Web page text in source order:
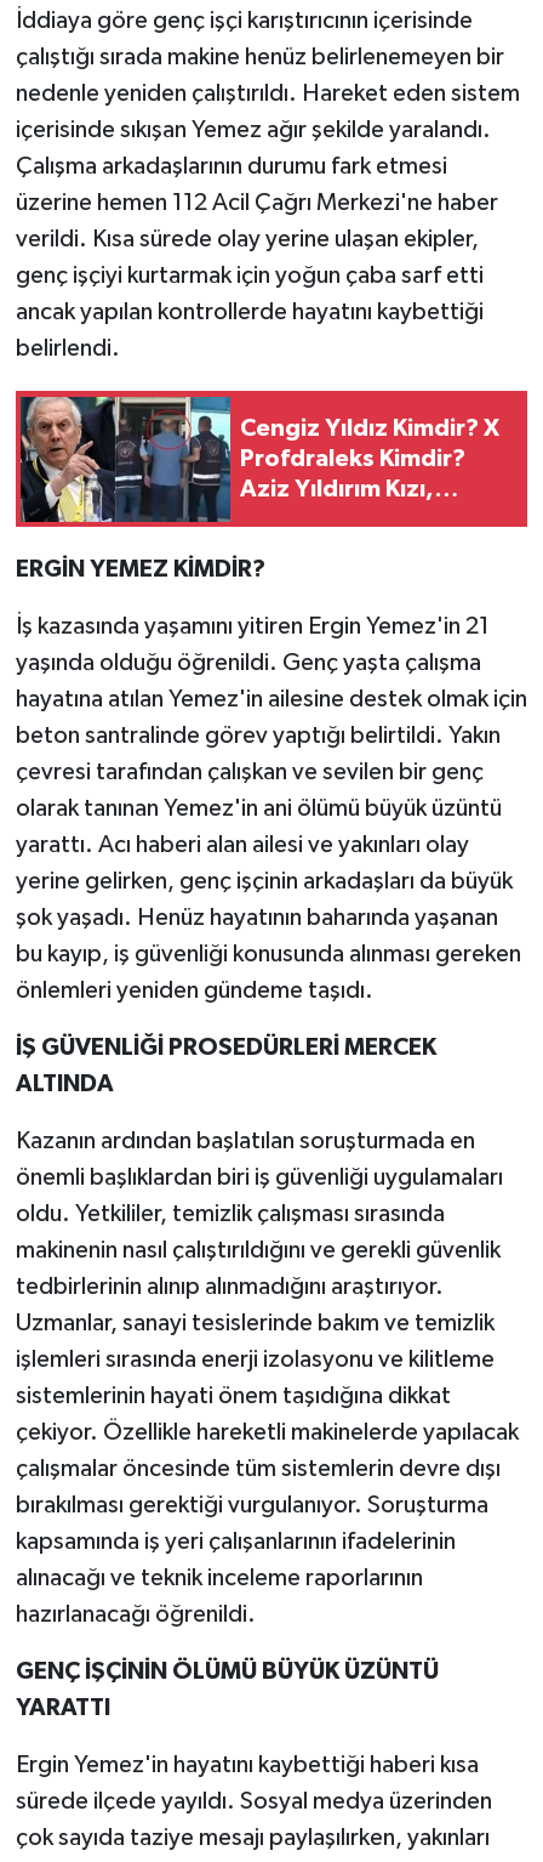
İddiaya göre genç işçi karıştırıcının içerisinde
çalıştığı sırada makine henüz belirlenemeyen bir
nedenle yeniden çalıştırıldı. Hareket eden sistem
içerisinde sıkışan Yemez ağır şekilde yaralandı.
Çalışma arkadaşlarının durumu fark etmesi
üzerine hemen 112 Acil Çağrı Merkezi'ne haber
verildi. Kısa sürede olay yerine ulaşan ekipler,
genç işçiyi kurtarmak için yoğun çaba sarf etti
ancak yapılan kontrollerde hayatını kaybettiği
belirlendi.
Cengiz Yıldız Kimdir? X
Profdraleks Kimdir?
Aziz Yıldırım Kızı,
ERGİN YEMEZ KİMDİR?
İş kazasında yaşamını yitiren Ergin Yemez'in 21
yaşında olduğu öğrenildi. Genç yaşta çalışma
hayatına atılan Yemez'in ailesine destek olmak için
beton santralinde görev yaptığı belirtildi. Yakın
çevresi tarafından çalışkan ve sevilen bir genç
olarak tanınan Yemez'in ani ölümü büyük üzüntü
yarattı. Acı haberi alan ailesi ve yakınları olay
yerine gelirken, genç işçinin arkadaşları da büyük
şok yaşadı. Henüz hayatının baharında yaşanan
bu kayıp, iş güvenliği konusunda alınması gereken
önlemleri yeniden gündeme taşıdı.
İŞ GÜVENLİĞİ PROSEDÜRLERİ MERCEK
ALTINDA
Kazanın ardından başlatılan soruşturmada en
önemli başlıklardan biri iş güvenliği uygulamaları
oldu. Yetkililer, temizlik çalışması sırasında
makinenin nasıl çalıştırıldığını ve gerekli güvenlik
tedbirlerinin alınıp alınmadığını araştırıyor.
Uzmanlar, sanayi tesislerinde bakım ve temizlik
işlemleri sırasında enerji izolasyonu ve kilitleme
sistemlerinin hayati önem taşıdığına dikkat
çekiyor. Özellikle hareketli makinelerde yapılacak
çalışmalar öncesinde tüm sistemlerin devre dışı
bırakılması gerektiği vurgulanıyor. Soruşturma
kapsamında iş yeri çalışanlarının ifadelerinin
alınacağı ve teknik inceleme raporlarının
hazırlanacağı öğrenildi.
GENÇ İŞÇİNİN ÖLÜMÜ BÜYÜK ÜZÜNTÜ
YARATTI
Ergin Yemez'in hayatını kaybettiği haberi kısa
sürede ilçede yayıldı. Sosyal medya üzerinden
çok sayıda taziye mesajı paylaşılırken, yakınları